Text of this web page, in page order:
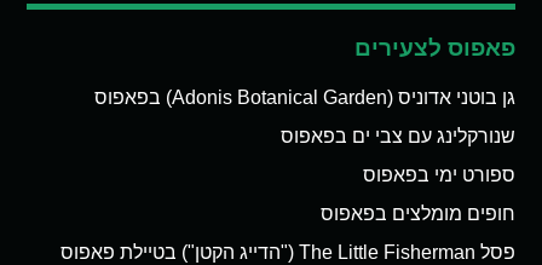
פאפוס לצעירים
גן בוטני אדוניס (Adonis Botanical Garden) בפאפוס
שנורקלינג עם צבי ים בפאפוס
ספורט ימי בפאפוס
חופים מומלצים בפאפוס
פסל The Little Fisherman ("הדייג הקטן") בטיילת פאפוס